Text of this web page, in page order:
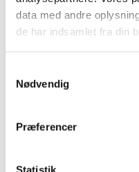
data med andre
de har indsamlet fra din
Nødvendig
Præferencer
Statistik